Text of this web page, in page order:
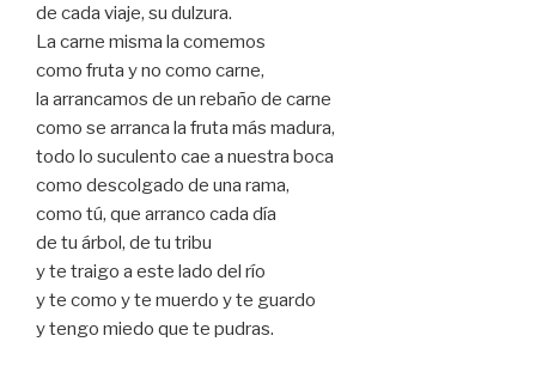
de cada viaje, su dulzura.
La carne misma la comemos
como fruta y no como carne,
la arrancamos de un rebaño de carne
como se arranca la fruta más madura,
todo lo suculento cae a nuestra boca
como descolgado de una rama,
como tú, que arranco cada día
de tu árbol, de tu tribu
y te traigo a este lado del río
y te como y te muerdo y te guardo
y tengo miedo que te pudras.